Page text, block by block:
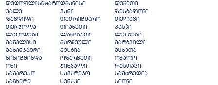
დედოფლისწყაროდმანისი
დუშეთი
ვალე
ვანი
ზესტაფონი
ზუგდიდი
თეთრიწყარო
თელავი
თერჯოლა
თიანეთი
კასპი
ლაგოდეხი
ლანჩხუთი
ლენტეხი
მანგლისი
მარნეული
მარტვილი
მახინჯაური
მესტია
მცხეთა
ნინოწმინდა
ოზურგეთი
ომალო
ონი
ჟინვალი
რუსთავი
საგარეჯო
საგარეჯო
სამტრედია
საჩხერე
სენაკი სიონი